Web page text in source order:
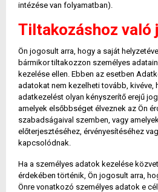
intézése van folyamatban).
Tiltakozáshoz való
Ön jogosult arra, hogy a saját
bármikor tiltakozzon személyes
kezelése ellen. Ebben az esetben
adatokat nem kezelheti tovább, kivéve,
adatkezelést olyan kényszerítő erejű
amelyek elsőbbséget élveznek az Ön
szabadságaival szemben, vagy
előterjesztéséhez, érvényesítéséhez
kapcsolódnak.
Ha a személyes adatok kezelése
érdekében történik, Ön jogosult arra,
Önre vonatkozó személyes adatok e